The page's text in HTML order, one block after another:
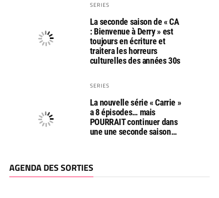
SERIES
La seconde saison de « CA
: Bienvenue à Derry » est
toujours en écriture et
traitera les horreurs
culturelles des années 30s
SERIES
La nouvelle série « Carrie »
a 8 épisodes… mais
POURRAIT continuer dans
une une seconde saison…
AGENDA DES SORTIES